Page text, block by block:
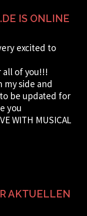
IS ONLINE
excited to
of you!!!
my side and
to be updated for
you
WITH MUSICAL
AKTUELLEN